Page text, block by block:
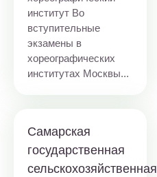
институт Во
вступительные
экзамены в
хореографических
институтах Москвы...
Самарская
государственная
сельскохозяйственная